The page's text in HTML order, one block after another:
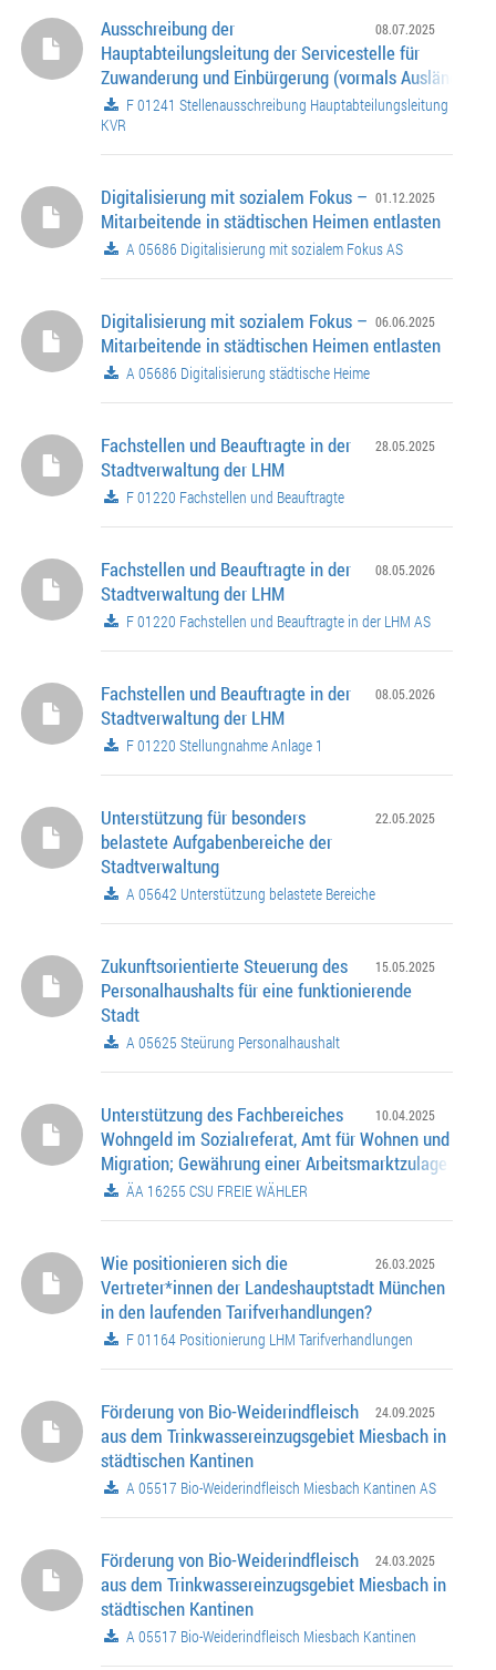
08.07.2025
Ausschreibung der
Hauptabteilungsleitung der Servicestelle für
Zuwanderung und Einbürgerung (vormals
F 01241 Stellenausschreibung Hauptabteilungsleitung
KVR
01.12.2025
Digitalisierung mit sozialem Fokus –
Mitarbeitende in städtischen Heimen entlasten
A 05686 Digitalisierung mit sozialem Fokus AS
06.06.2025
Digitalisierung mit sozialem Fokus –
Mitarbeitende in städtischen Heimen entlasten
A 05686 Digitalisierung städtische Heime
28.05.2025
Fachstellen und Beauftragte in der
Stadtverwaltung der LHM
F 01220 Fachstellen und Beauftragte
08.05.2026
Fachstellen und Beauftragte in der
Stadtverwaltung der LHM
F 01220 Fachstellen und Beauftragte in der LHM AS
08.05.2026
Fachstellen und Beauftragte in der
Stadtverwaltung der LHM
F 01220 Stellungnahme Anlage 1
22.05.2025
Unterstützung für besonders
belastete Aufgabenbereiche der
Stadtverwaltung
A 05642 Unterstützung belastete Bereiche
15.05.2025
Zukunftsorientierte Steuerung des
Personalhaushalts für eine funktionierende
Stadt
A 05625 Steürung Personalhaushalt
10.04.2025
Unterstützung des Fachbereiches
Wohngeld im Sozialreferat, Amt für Wohnen und
Migration; Gewährung einer Arbeitsmarktzulage
ÄA 16255 CSU FREIE WÄHLER
26.03.2025
Wie positionieren sich die
Vertreter*innen der Landeshauptstadt München
in den laufenden Tarifverhandlungen?
F 01164 Positionierung LHM Tarifverhandlungen
24.09.2025
Förderung von Bio-Weiderindfleisch
aus dem Trinkwassereinzugsgebiet Miesbach in
städtischen Kantinen
A 05517 Bio-Weiderindfleisch Miesbach Kantinen AS
24.03.2025
Förderung von Bio-Weiderindfleisch
aus dem Trinkwassereinzugsgebiet Miesbach in
städtischen Kantinen
A 05517 Bio-Weiderindfleisch Miesbach Kantinen